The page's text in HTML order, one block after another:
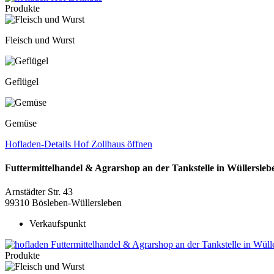
Produkte
Fleisch und Wurst
Geflügel
Gemüse
Hofladen-Details Hof Zollhaus öffnen
Futtermittelhandel & Agrarshop an der Tankstelle in
Arnstädter Str. 43
99310 Bösleben-Wüllersleben
Verkaufspunkt
Produkte